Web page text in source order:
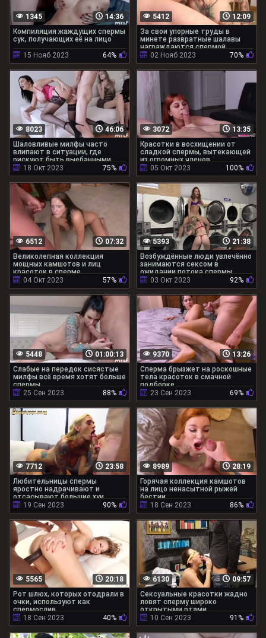
14:36
1345
Компиляция жаждущих спермы
сук, получающих её на лицо
15 Нояб 2023
64%
12:09
5412
За свои упорные труды в
минете развратные шалавы
награждаются спермой
02 Нояб 2023
70%
46:06
8023
Шаловливые милфы часто
влипают в ситуации, где
рискуют быть выебанными
18 Окт 2023
75%
13:35
3072
Красотки в восхищении от
сладкой спермы, вытекающей
из огромных членов
05 Окт 2023
100%
07:32
6512
Великолепная коллекция
мощных камшотов и лиц
красоток в сперме
04 Окт 2023
57%
21:38
5393
Возбуждённые люди увлечённо
занимаются сексом в
ожидании потока спермы
03 Окт 2023
92%
01:00:13
5448
Слабые на передок сисястые
милфы всё время хотят больше
спермы
25 Сен 2023
88%
13:26
9370
Сперма брызжет на роскошные
тела красоток в смачной
подборке
23 Сен 2023
69%
23:58
7712
Любительницы спермы
яростно надрачивают и
отсасывают большие хуи
19 Сен 2023
90%
28:19
8989
Горячая коллекция камшотов
на лицо ненасытной рыжей
бестии
18 Сен 2023
86%
20:18
5565
Рот шлюх, которых отодрали в
очки, используют как
спермослив
18 Сен 2023
40%
09:57
6130
Сексуальные красотки жадно
ловят сперму широко
открытыми ртами
10 Сен 2023
91%